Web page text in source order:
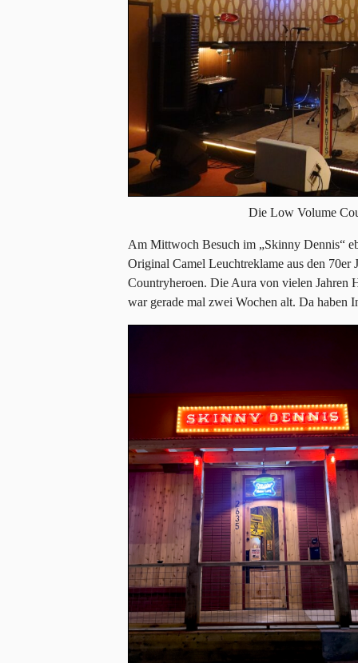
Die Low Volume
Am Mittwoch Besuch im „Skinny Dennis“
Original Camel Leuchtreklame aus den 70er
Countryheroen. Die Aura von vielen Jahren
war gerade mal zwei Wochen alt. Da haben